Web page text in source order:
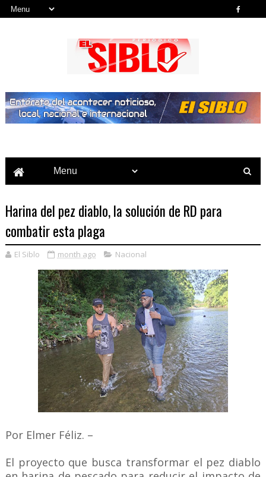
Harina del pez diablo, la solución de RD para
combatir esta plaga
El Siblo month ago Nacional
Por Elmer Féliz. –
El proyecto que busca transformar el pez diablo